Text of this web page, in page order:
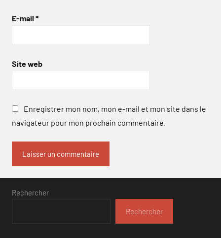
E-mail *
Site web
Enregistrer mon nom, mon e-mail et mon site dans le
navigateur pour mon prochain commentaire.
Rechercher
Rechercher